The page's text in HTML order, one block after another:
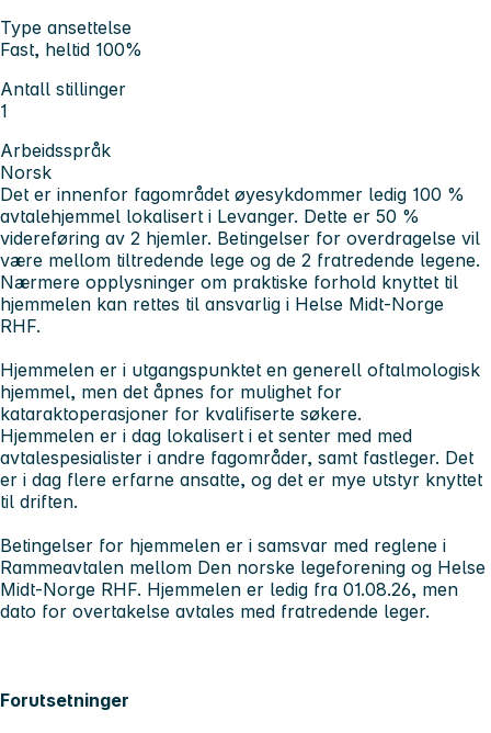
Type ansettelse
Fast, heltid 100%
Antall stillinger
1
Arbeidsspråk
Norsk
Det er innenfor fagområdet øyesykdommer ledig 100 %
avtalehjemmel lokalisert i Levanger. Dette er 50 %
videreføring av 2 hjemler. Betingelser for overdragelse vil
være mellom tiltredende lege og de 2 fratredende legene.
Nærmere opplysninger om praktiske forhold knyttet til
hjemmelen kan rettes til ansvarlig i Helse Midt-Norge
RHF.
Hjemmelen er i utgangspunktet en generell oftalmologisk
hjemmel, men det åpnes for mulighet for
kataraktoperasjoner for kvalifiserte søkere.
Hjemmelen er i dag lokalisert i et senter med med
avtalespesialister i andre fagområder, samt fastleger. Det
er i dag flere erfarne ansatte, og det er mye utstyr knyttet
til driften.
Betingelser for hjemmelen er i samsvar med reglene i
Rammeavtalen mellom Den norske legeforening og Helse
Midt-Norge RHF. Hjemmelen er ledig fra 01.08.26, men
dato for overtakelse avtales med fratredende leger.
Forutsetninger